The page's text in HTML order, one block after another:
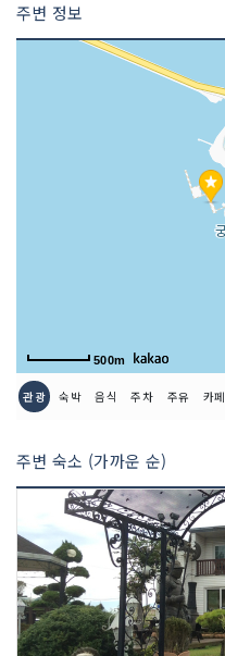
이용시간
주변 정보
500m
관광 숙박 음식 주차 주유 카페
주변 숙소 (가까운 순)